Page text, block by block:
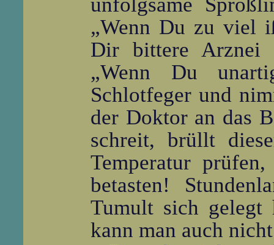
„Wenn Du zu viel
Dir bittere Arznei
„Wenn Du
Schlotfeger und
der Doktor an das
schreit, brüllt
Temperatur
betasten!
Tumult sich gelegt
kann man auch